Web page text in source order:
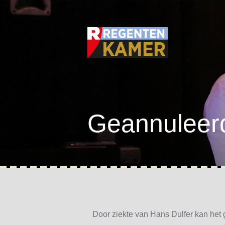
Door ziekte van Hans Dulfer kan